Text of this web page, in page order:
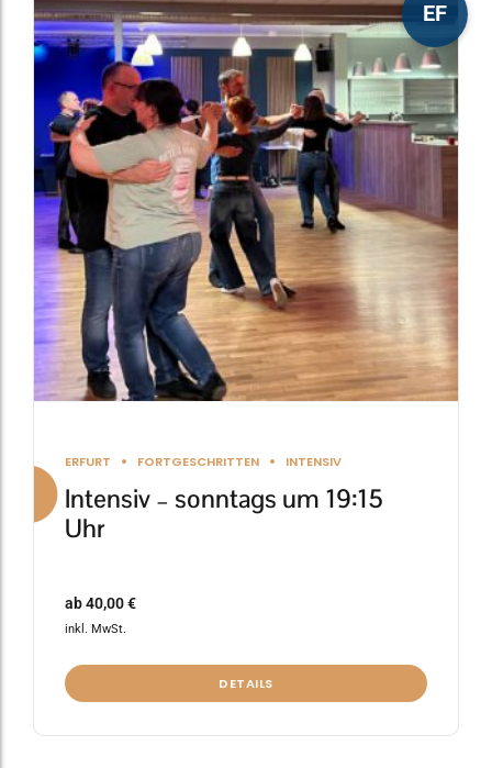
EF
ERFURT FORTGESCHRITTEN INTENSIV
Intensiv – sonntags um 19:15
Uhr
ab40,00€
inkl. MwSt.
DETAILS
Produkt
weist
mehrere
Varianten
auf.
Die
Optionen
können
auf
der
Produktseite
gewählt
werden